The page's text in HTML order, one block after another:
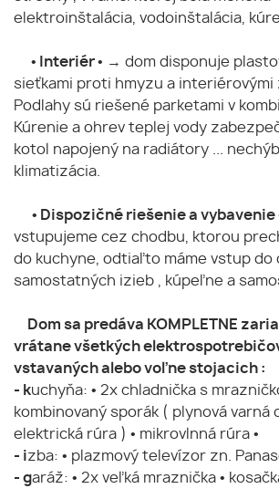
elektroinštalácia, vodoinštalácia,
• Interiér • → dom disponuje
sieťkami proti hmyzu a interiérovými
Podlahy sú riešené parketami v
Kúrenie a ohrev teplej vody
kotol napojený na radiátory ...
klimatizácia.
• Dispozičné riešenie a vybavenie
vstupujeme cez chodbu, ktorou
do kuchyne, odtiaľto máme vstup do
samostatných izieb , kúpeľne a
Dom sa predáva KOMPLETNE
vrátane všetkých
vstavaných alebo voľne stojacich :
- kuchyňa: • 2x chladnička s
kombinovaný sporák ( plynová varná
elektrická rúra ) • mikrovlnná rúra •
- izba: • plazmový televízor zn.
- garáž: • 2x veľká mraznička •